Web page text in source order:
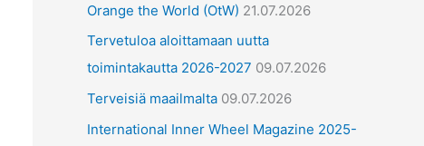
Orange the World (OtW) 21.07.2026
Tervetuloa aloittamaan uutta
toimintakautta 2026-2027 09.07.2026
Terveisiä maailmalta 09.07.2026
International Inner Wheel Magazine 2025-